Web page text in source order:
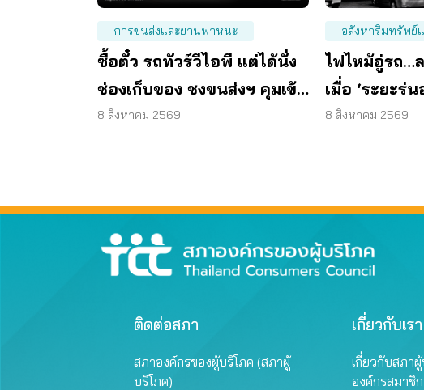
การขนส่งและยานพาหนะ
ซื้อตั๋ว รถทัวร์วีไอพี แต่ได้นั่ง
ช่องเก็บของ ชงขนส่งฯ คุมเข้ม
ทุกจุดตรวจ
8 สิงหาคม 2569
อสังหาริมทรัพย์
ไฟไหม้อู่รถ…
เมื่อ ‘ระยะร่น
ละเลย ผู้บริโภ
8 สิงหาคม 2569
ติดต่อสภา
สภาองค์กรของผู้บริโภค (สภาผู้
บริโภค)
เกี่ยวกับเรา
เกี่ยวกับสภา
องค์กรสมาชิก